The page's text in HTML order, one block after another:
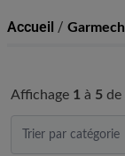
Accueil / Garmech
Affichage 1 à 5 de